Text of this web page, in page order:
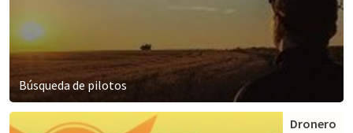
Búsqueda de pilotos
Dronero